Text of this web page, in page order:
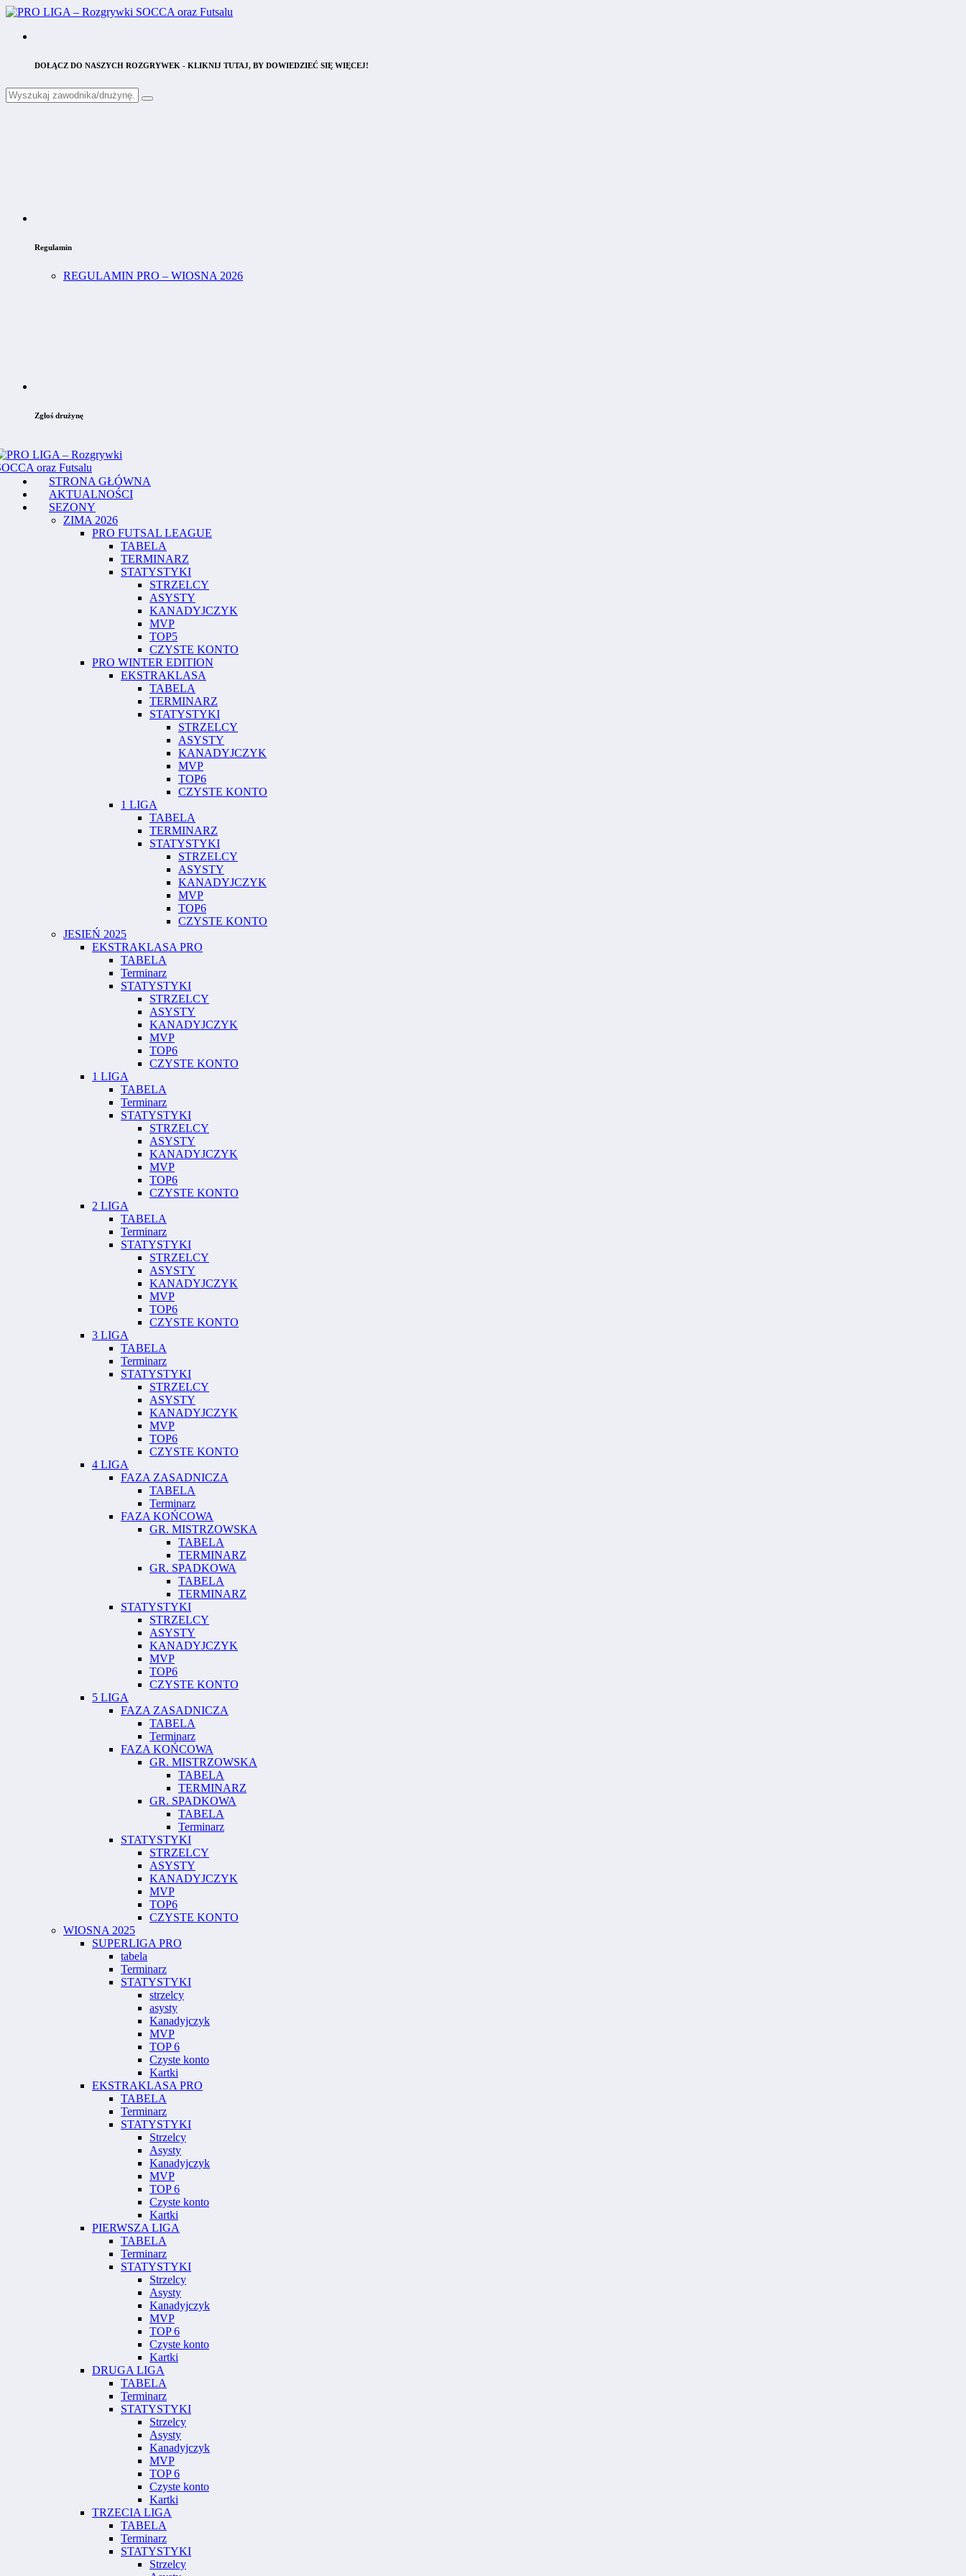
DOŁĄCZ DO NASZYCH ROZGRYWEK - KLIKNIJ TUTAJ, BY DOWIEDZIEĆ SIĘ WIĘCEJ!
Regulamin
REGULAMIN PRO – WIOSNA 2026
Zgłoś drużynę
STRONA GŁÓWNA
AKTUALNOŚCI
SEZONY
ZIMA 2026
PRO FUTSAL LEAGUE
TABELA
TERMINARZ
STATYSTYKI
STRZELCY
ASYSTY
KANADYJCZYK
MVP
TOP5
CZYSTE KONTO
PRO WINTER EDITION
EKSTRAKLASA
TABELA
TERMINARZ
STATYSTYKI
STRZELCY
ASYSTY
KANADYJCZYK
MVP
TOP6
CZYSTE KONTO
1 LIGA
TABELA
TERMINARZ
STATYSTYKI
STRZELCY
ASYSTY
KANADYJCZYK
MVP
TOP6
CZYSTE KONTO
JESIEŃ 2025
EKSTRAKLASA PRO
TABELA
Terminarz
STATYSTYKI
STRZELCY
ASYSTY
KANADYJCZYK
MVP
TOP6
CZYSTE KONTO
1 LIGA
TABELA
Terminarz
STATYSTYKI
STRZELCY
ASYSTY
KANADYJCZYK
MVP
TOP6
CZYSTE KONTO
2 LIGA
TABELA
Terminarz
STATYSTYKI
STRZELCY
ASYSTY
KANADYJCZYK
MVP
TOP6
CZYSTE KONTO
3 LIGA
TABELA
Terminarz
STATYSTYKI
STRZELCY
ASYSTY
KANADYJCZYK
MVP
TOP6
CZYSTE KONTO
4 LIGA
FAZA ZASADNICZA
TABELA
Terminarz
FAZA KOŃCOWA
GR. MISTRZOWSKA
TABELA
TERMINARZ
GR. SPADKOWA
TABELA
TERMINARZ
STATYSTYKI
STRZELCY
ASYSTY
KANADYJCZYK
MVP
TOP6
CZYSTE KONTO
5 LIGA
FAZA ZASADNICZA
TABELA
Terminarz
FAZA KOŃCOWA
GR. MISTRZOWSKA
TABELA
TERMINARZ
GR. SPADKOWA
TABELA
Terminarz
STATYSTYKI
STRZELCY
ASYSTY
KANADYJCZYK
MVP
TOP6
CZYSTE KONTO
WIOSNA 2025
SUPERLIGA PRO
tabela
Terminarz
STATYSTYKI
strzelcy
asysty
Kanadyjczyk
MVP
TOP 6
Czyste konto
Kartki
EKSTRAKLASA PRO
TABELA
Terminarz
STATYSTYKI
Strzelcy
Asysty
Kanadyjczyk
MVP
TOP 6
Czyste konto
Kartki
PIERWSZA LIGA
TABELA
Terminarz
STATYSTYKI
Strzelcy
Asysty
Kanadyjczyk
MVP
TOP 6
Czyste konto
Kartki
DRUGA LIGA
TABELA
Terminarz
STATYSTYKI
Strzelcy
Asysty
Kanadyjczyk
MVP
TOP 6
Czyste konto
Kartki
TRZECIA LIGA
TABELA
Terminarz
STATYSTYKI
Strzelcy